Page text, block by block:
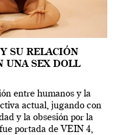
SU RELACIÓN
UNA SEX DOLL
entre humanos y la
actual, jugando con
y la obsesión por la
portada de VEIN 4,